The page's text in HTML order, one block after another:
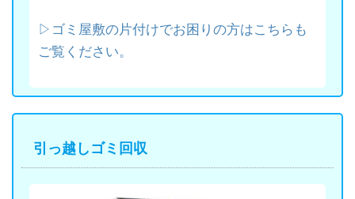
▷ゴミ屋敷の片付けでお困りの方はこちらも
ご覧ください。
引っ越しゴミ回収